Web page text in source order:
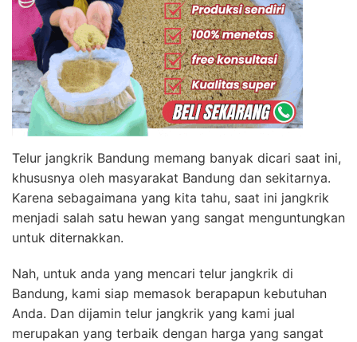
Telur jangkrik Bandung memang banyak dicari saat ini,
khususnya oleh masyarakat Bandung dan sekitarnya.
Karena sebagaimana yang kita tahu, saat ini jangkrik
menjadi salah satu hewan yang sangat menguntungkan
untuk diternakkan.
Nah, untuk anda yang mencari telur jangkrik di
Bandung, kami siap memasok berapapun kebutuhan
Anda. Dan dijamin telur jangkrik yang kami jual
merupakan yang terbaik dengan harga yang sangat